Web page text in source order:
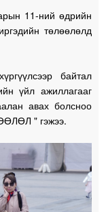
11-ний өдрийн
төлөөлөлд
байтал
үйл ажиллагааг
авах болсноо
" гэжээ.